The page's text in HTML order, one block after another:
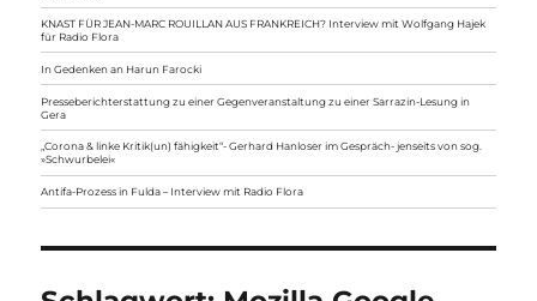
KNAST FÜR JEAN-MARC ROUILLAN AUS FRANKREICH? Interview mit Wolfgang Hajek
für Radio Flora
In Gedenken an Harun Farocki
Presseberichterstattung zu einer Gegenveranstaltung zu einer Sarrazin-Lesung in
Gera
„Corona & linke Kritik(un) fähigkeit“- Gerhard Hanloser im Gespräch- jenseits von sog.
»Schwurbelei«
Antifa-Prozess in Fulda – Interview mit Radio Flora